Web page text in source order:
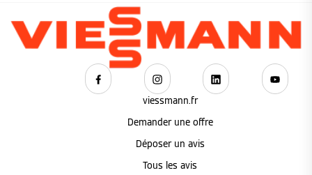
viessmann.fr
Demander une offre
Déposer un avis
Tous les avis